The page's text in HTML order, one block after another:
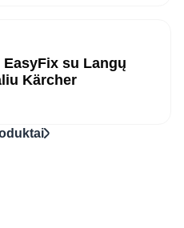
EasyFix su Langų
Kärcher